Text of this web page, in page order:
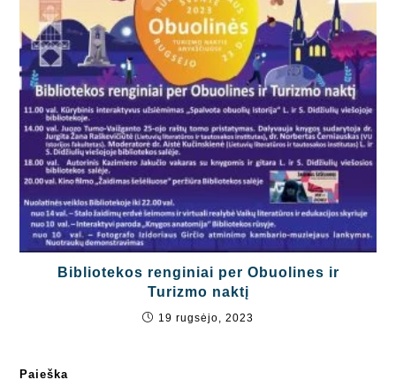
Bibliotekos renginiai per Obuolines ir
Turizmo naktį
19 rugsėjo, 2023
Paieška